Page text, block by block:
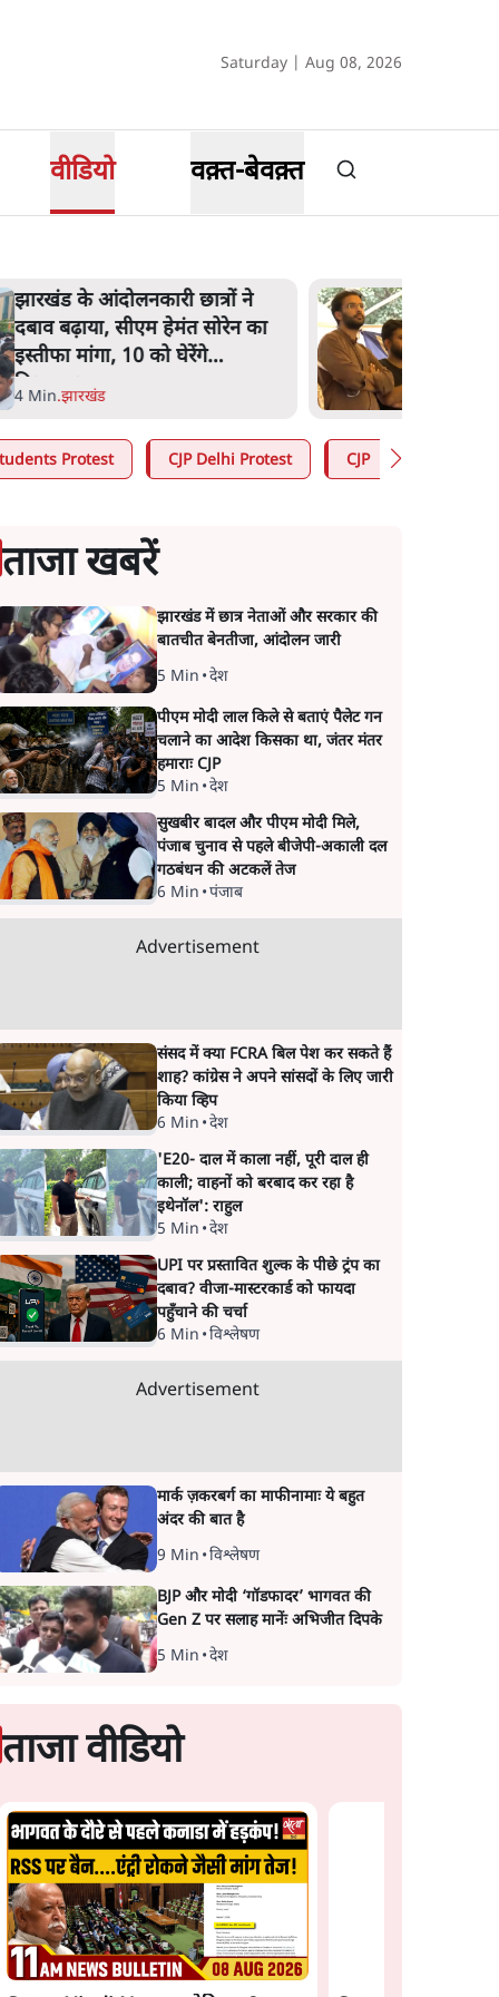
Saturday | Aug 08, 2026
वीडियो वक़्त-बेवक़्त
झारखंड के आंदोलनकारी छात्रों ने
दबाव बढ़ाया, सीएम हेमंत सोरेन का
इस्तीफा मांगा, 10 को घेरेंगे
विधानसभा
4 Min.झारखंड
Protest CJP Delhi Protest CJP
ताजा खबरें
झारखंड में छात्र नेताओं और सरकार की
बातचीत बेनतीजा, आंदोलन जारी
5 Min •देश
पीएम मोदी लाल किले से बताएं पैलेट गन
चलाने का आदेश किसका था, जंतर मंतर
हमाराः CJP
5 Min •देश
सुखबीर बादल और पीएम मोदी मिले,
पंजाब चुनाव से पहले बीजेपी-अकाली दल
गठबंधन की अटकलें तेज
6 Min •पंजाब
Advertisement
संसद में क्या FCRA बिल पेश कर सकते हैं
शाह? कांग्रेस ने अपने सांसदों के लिए जारी
किया व्हिप
6 Min •देश
'E20- दाल में काला नहीं, पूरी दाल ही
काली; वाहनों को बरबाद कर रहा है
इथेनॉल': राहुल
5 Min •देश
UPI पर प्रस्तावित शुल्क के पीछे ट्रंप का
दबाव? वीजा-मास्टरकार्ड को फायदा
पहुँचाने की चर्चा
6 Min •विश्लेषण
Advertisement
मार्क ज़करबर्ग का माफीनामाः ये बहुत
अंदर की बात है
9 Min •विश्लेषण
BJP और मोदी ‘गॉडफादर’ भागवत की
Gen Z पर सलाह मानेंः अभिजीत दिपके
5 Min •देश
ताजा वीडियो